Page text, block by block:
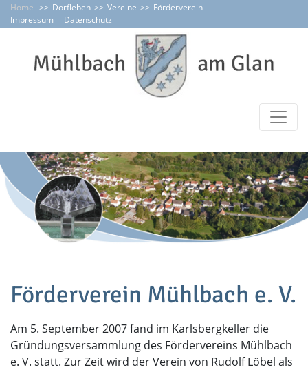
Home Dorfleben Vereine
Förderverein
Impressum
Datenschutz
Förderverein Mühlbach e. V.
Am 5. September 2007 fand im Karlsbergkeller die
Gründungsversammlung des Fördervereins Mühlbach
e. V. statt. Zur Zeit wird der Verein von Rudolf Löbel als